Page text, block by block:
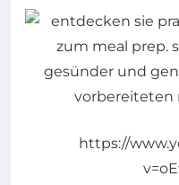
https://